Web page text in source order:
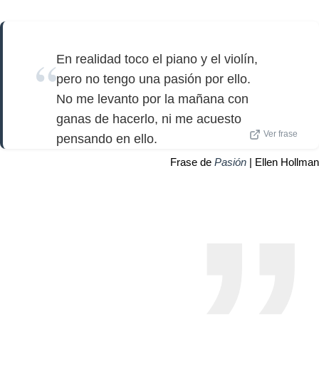
En realidad toco el piano y el violín,
pero no tengo una pasión por ello.
No me levanto por la mañana con
ganas de hacerlo, ni me acuesto
pensando en ello.
Ver frase
Frase de Pasión | Ellen Hollman